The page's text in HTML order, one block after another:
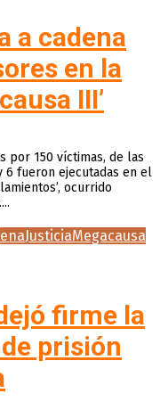
a cadena
en la
III’
por 150 víctimas, de las
6 fueron ejecutadas en el
ocurrido
JusticiaMegacausa
firme la
prisión